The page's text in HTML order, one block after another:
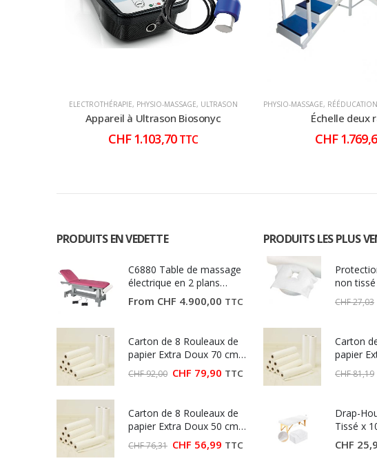
ELECTROTHÉRAPIE, PHYSIO-MASSAGE, ULTRASON
Appareil à Ultrason Biosonyc
CHF1.103,70 TTC
PHYSIO-MASSAGE, RÉÉDUCATION
Échelle deux
CHF
PRODUITS EN VEDETTE
C6880 Table de massage
électrique en 2 plans
Ecopostural
From CHF 4.900,00 TTC
Carton de 8 Rouleaux de
papier Extra Doux 70 cm
(Largeur 70 cm)
CHF92,00 Le
CHF 92,00.
CHF 79,90Le
CHF 79,90.
TTC
Carton de 8 Rouleaux de
papier Extra Doux 50 cm
(Largeur 50 cm)
CHF76,31 Le
CHF 56,99Le
TTC
PRODUITS LES PLUS
non
CHF27,03
Carton
papier
(Largeur
CHF81,19
Drap-
Tissé x
CHF